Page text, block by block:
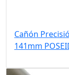
Cañón
141mm